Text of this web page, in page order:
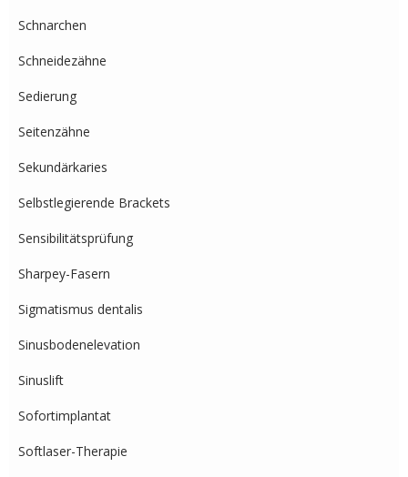
Schnarchen
Schneidezähne
Sedierung
Seitenzähne
Sekundärkaries
Selbstlegierende Brackets
Sensibilitätsprüfung
Sharpey-Fasern
Sigmatismus dentalis
Sinusbodenelevation
Sinuslift
Sofortimplantat
Softlaser-Therapie